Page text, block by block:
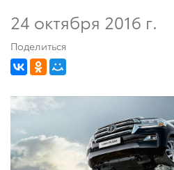
24 октября 2016 г.
Поделиться